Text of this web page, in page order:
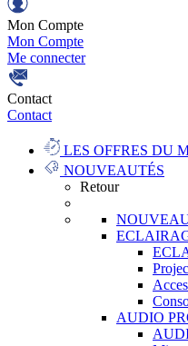
Mon Compte
Mon Compte
Me connecter
Contact
Contact
LES OFFRES DU
NOUVEAUTÉS
Retour
AUDIO